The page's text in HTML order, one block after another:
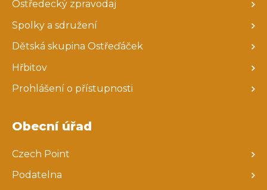
Ostředecký zpravodaj
Spolky a sdružení
Dětská skupina Ostřeďáček
Hřbitov
Prohlášení o přístupnosti
Obecní úřad
Czech Point
Podatelna